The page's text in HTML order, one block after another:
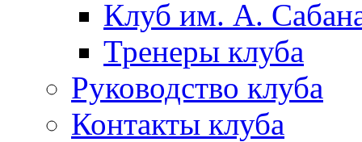
Клуб им. А.
Тренеры клуба
Руководство клуба
Контакты клуба